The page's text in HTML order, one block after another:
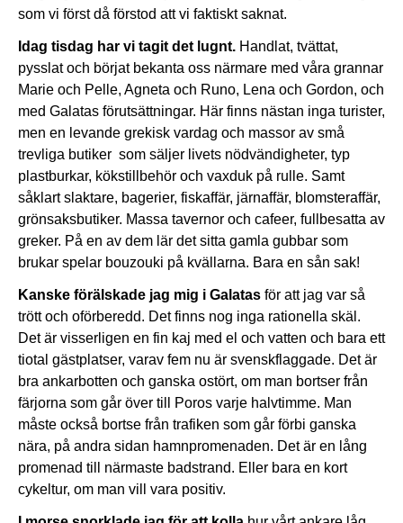
som vi först då förstod att vi faktiskt saknat.
Idag tisdag har vi tagit det lugnt. Handlat, tvättat,
pysslat och börjat bekanta oss närmare med våra grannar
Marie och Pelle, Agneta och Runo, Lena och Gordon, och
med Galatas förutsättningar. Här finns nästan inga turister,
men en levande grekisk vardag och massor av små
trevliga butiker som säljer livets nödvändigheter, typ
plastburkar, kökstillbehör och vaxduk på rulle. Samt
såklart slaktare, bagerier, fiskaffär, järnaffär, blomsteraffär,
grönsaksbutiker. Massa tavernor och cafeer, fullbesatta av
greker. På en av dem lär det sitta gamla gubbar som
brukar spelar bouzouki på kvällarna. Bara en sån sak!
Kanske förälskade jag mig i Galatas för att jag var så
trött och oförberedd. Det finns nog inga rationella skäl.
Det är visserligen en fin kaj med el och vatten och bara ett
tiotal gästplatser, varav fem nu är svenskflaggade. Det är
bra ankarbotten och ganska ostört, om man bortser från
färjorna som går över till Poros varje halvtimme. Man
måste också bortse från trafiken som går förbi ganska
nära, på andra sidan hamnpromenaden. Det är en lång
promenad till närmaste badstrand. Eller bara en kort
cykeltur, om man vill vara positiv.